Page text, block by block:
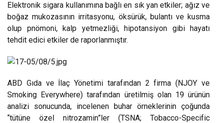
Elektronik sigara kullanımına bağlı en sık yan etkiler; ağız ve
boğaz mukozasının irritasyonu, öksürük, bulantı ve kusma
olup pnömoni, kalp yetmezliği, hipotansiyon gibi hayatı
tehdit edici etkiler de raporlanmıştır.
ABD Gıda ve İlaç Yönetimi tarafından 2 firma (NJOY ve
Smoking Everywhere) tarafından üretilmiş olan 19 ürünün
analizi sonucunda, incelenen buhar örneklerinin çoğunda
“tütüne özel nitrozamin”ler (TSNA; Tobacco-Specific